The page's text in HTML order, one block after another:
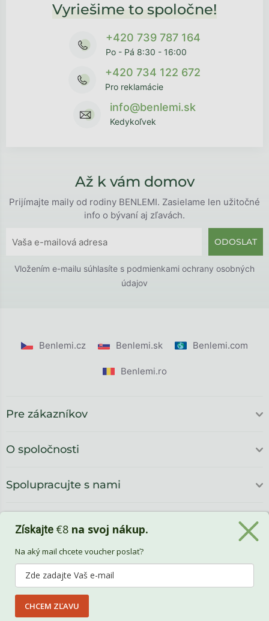
Vyriešime to spoločne!
+420 739 787 164
Po - Pá 8:30 - 16:00
+420 734 122 672
Pro reklamácie
info@benlemi.sk
Kedykoľvek
Až k vám domov
Prijímajte maily od rodiny BENLEMI. Zasielame len užitočné
info o bývaní aj zľavách.
ODOSLAT
Vložením e-mailu súhlasíte s podmienkami ochrany osobných
údajov
Benlemi.cz Benlemi.sk Benlemi.com
Benlemi.ro
Pre zákazníkov
O spoločnosti
Spolupracujte s nami
Získajte €8 na svoj nákup.
Na aký mail chcete voucher poslať?
CHCEM ZĽAVU